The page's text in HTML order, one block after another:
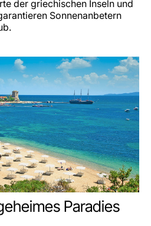
der griechischen Inseln und
Sonnenanbetern
Paradies